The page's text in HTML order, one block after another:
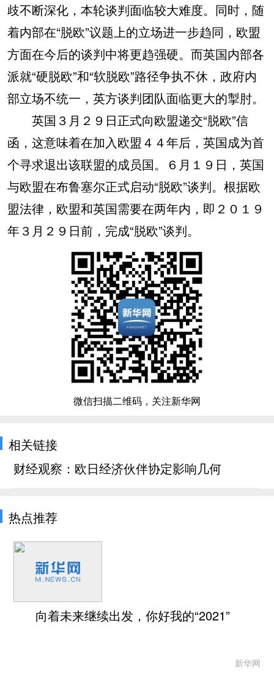
歧不断深化，本轮谈判面临较大难度。同时，随
着内部在“脱欧”议题上的立场进一步趋同，欧盟
方面在今后的谈判中将更趋强硬。而英国内部各
派就“硬脱欧”和“软脱欧”路径争执不休，政府内
部立场不统一，英方谈判团队面临更大的掣肘。
英国３月２９日正式向欧盟递交“脱欧”信
函，这意味着在加入欧盟４４年后，英国成为首
个寻求退出该联盟的成员国。６月１９日，英国
与欧盟在布鲁塞尔正式启动“脱欧”谈判。根据欧
盟法律，欧盟和英国需要在两年内，即２０１９
年３月２９日前，完成“脱欧”谈判。
微信扫描二维码，关注新华网
相关链接
财经观察：欧日经济伙伴协定影响几何
热点推荐
向着未来继续出发，你好我的“2021”
新华网